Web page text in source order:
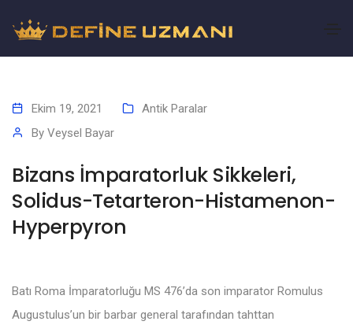
Ekim 19, 2021
Antik Paralar
By Veysel Bayar
Bizans İmparatorluk Sikkeleri,
Solidus-Tetarteron-Histamenon-
Hyperpyron
Batı Roma İmparatorluğu MS 476’da son imparator Romulus
Augustulus’un bir barbar general tarafından tahttan